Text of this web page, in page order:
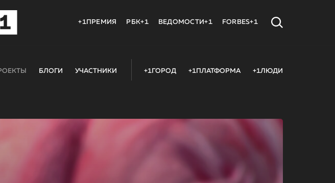
+1ПРЕМИЯ РБК+1 ВЕДОМОСТИ+1 FORBES+1
БЛОГИ УЧАСТНИКИ +1ГОРОД +1ПЛАТФОРМА +1ЛЮДИ